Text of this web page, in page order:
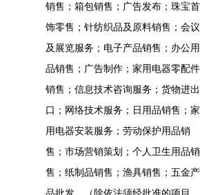
销售；箱包销售；广告发布；珠宝首
饰零售；针纺织品及原料销售；会议
及展览服务；电子产品销售；办公用
品销售；广告制作；家用电器零配件
销售；信息技术咨询服务；货物进出
口；网络技术服务；日用品销售；家
用电器安装服务；劳动保护用品销
售；市场营销策划；个人卫生用品销
售；纸制品销售；渔具销售；五金产